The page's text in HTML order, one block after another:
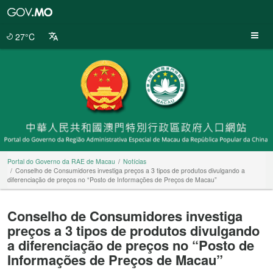
27°C
Portal do Governo da RAE de Macau
Notícias
Conselho de Consumidores investiga preços a 3 tipos de produtos divulgando a
diferenciação de preços no “Posto de Informações de Preços de Macau”
Conselho de Consumidores investiga
preços a 3 tipos de produtos divulgando
a diferenciação de preços no “Posto de
Informações de Preços de Macau”